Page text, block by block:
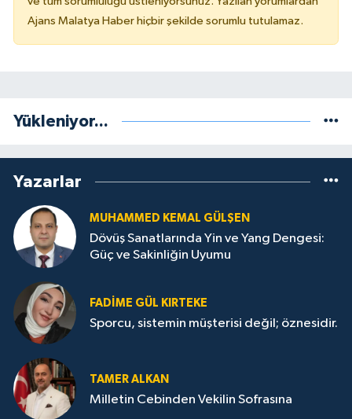
Ajans Malatya Haber hiçbir şekilde sorumlu tutulamaz.
Yükleniyor...
Yazarlar
MUHAMMED KEMAL GÜLŞEN
Dövüş Sanatlarında Yin ve Yang Dengesi:
Güç ve Sakinliğin Uyumu
FADIME GÜL KIRTEKE
Sporcu, sistemin müşterisi değil; öznesidir.
TAMER ALKAN
Milletin Cebinden Vekilin Sofrasına